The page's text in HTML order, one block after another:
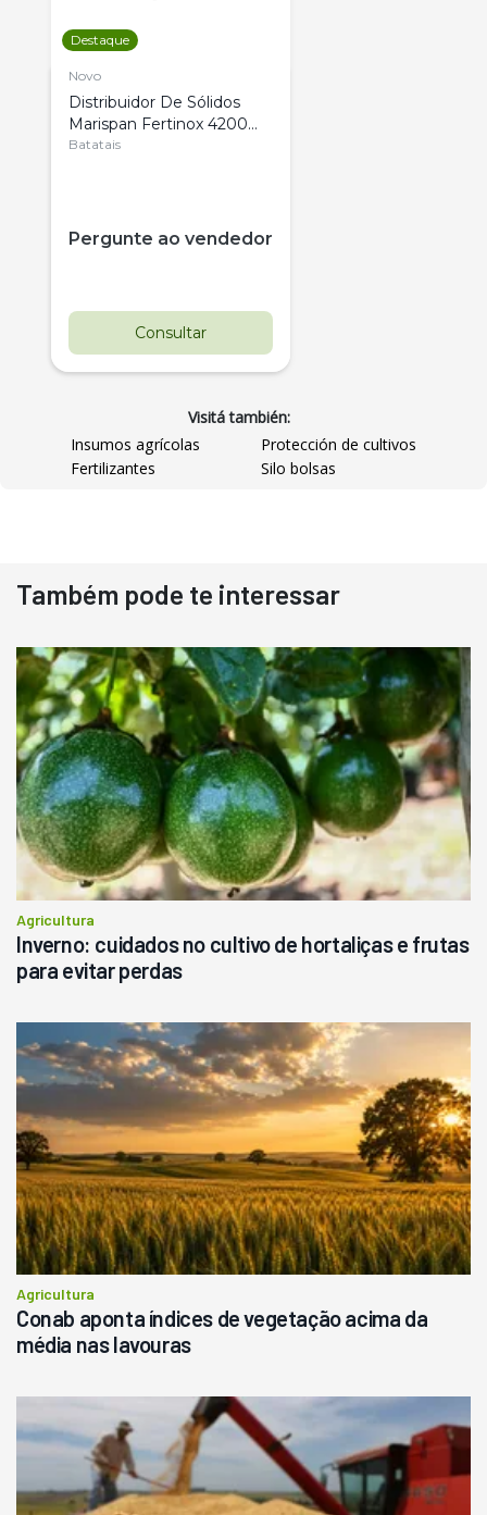
Destaque
Novo
Distribuidor De Sólidos
Marispan Fertinox 4200
Citrus
Batatais
Pergunte ao vendedor
Consultar
Pá Carregadeira Cat 966
Ano 1987
R$ 145.000
Consultar
Visitá también:
Insumos agrícolas
Protección de cultivos
Fertilizantes
Silo bolsas
Também pode te interessar
Agricultura
Inverno: cuidados no cultivo de hortaliças e frutas
para evitar perdas
Agricultura
Conab aponta índices de vegetação acima da
média nas lavouras